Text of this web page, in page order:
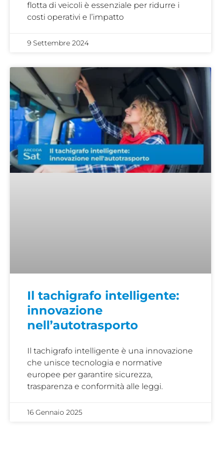
flotta di veicoli è essenziale per ridurre i
costi operativi e l’impatto
9 Settembre 2024
Il tachigrafo intelligente:
innovazione
nell’autotrasporto
Il tachigrafo intelligente è una innovazione
che unisce tecnologia e normative
europee per garantire sicurezza,
trasparenza e conformità alle leggi.
16 Gennaio 2025